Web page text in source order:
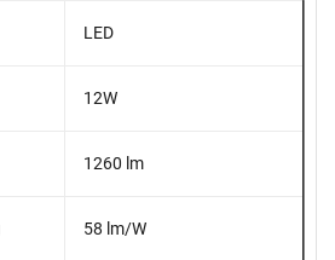
LED
12W
1260 lm
58 lm/W